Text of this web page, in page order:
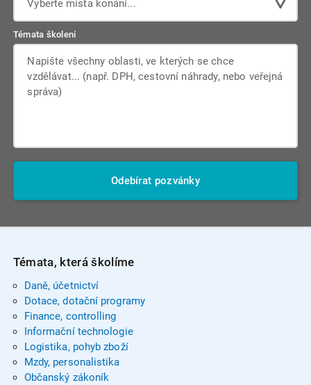
Vyberte místa konání...
Témata školení
Odebírat pozvánky
Témata, která školíme
Daně, účetnictví
Dotace, dotační programy
Finance, controlling
Informační technologie
Logistika, pohyb zboží
Mzdy, personalistika
Občanský zákoník